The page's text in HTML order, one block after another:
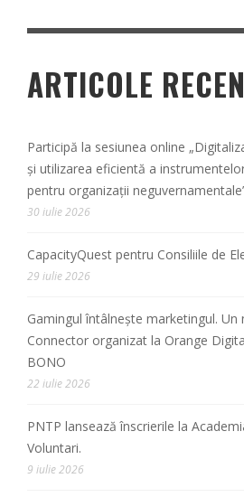
ARTICOLE
Participă la sesiunea online
și utilizarea eficientă a
pentru organizații
30 iulie 2026
CapacityQuest pentru Consiliile de
29 iulie 2026
Gamingul întâlnește marketingul.
Connector organizat la Orange
BONO
22 iulie 2026
PNTP lansează înscrierile la
Voluntari.
9 iulie 2026